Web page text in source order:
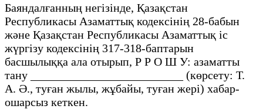
Баяндалғанның негізінде, Қазақстан
Республикасы Азаматтық кодексінің 28-бабын
және Қазақстан Республикасы Азаматтық іс
жүргізу кодексінің 317-318-баптарын
басшылыққа ала отырып, Р Р О Ш У: азаматты
тану __________________________ (көрсету: Т.
А. Ә., туған жылы, жұбайы, туған жері) хабар-
ошарсыз кеткен.